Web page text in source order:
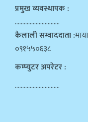
प्रमुख व्यवस्थापक :
…………………………
कैलाली सम्वाददाता :
०९१५५०६३८
कम्प्युटर अपरेटर :
…………………………